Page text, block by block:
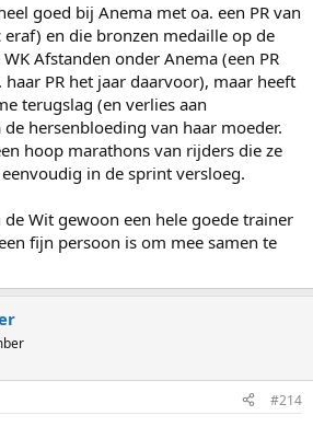
goed bij Anema met oa. een PR van
en die bronzen medaille op de
Afstanden onder Anema (een PR
PR het jaar daarvoor), maar heeft
terugslag (en verlies aan
hersenbloeding van haar moeder.
hoop marathons van rijders die ze
in de sprint versloeg.
de Wit gewoon een hele goede trainer
fijn persoon is om mee samen te
#214